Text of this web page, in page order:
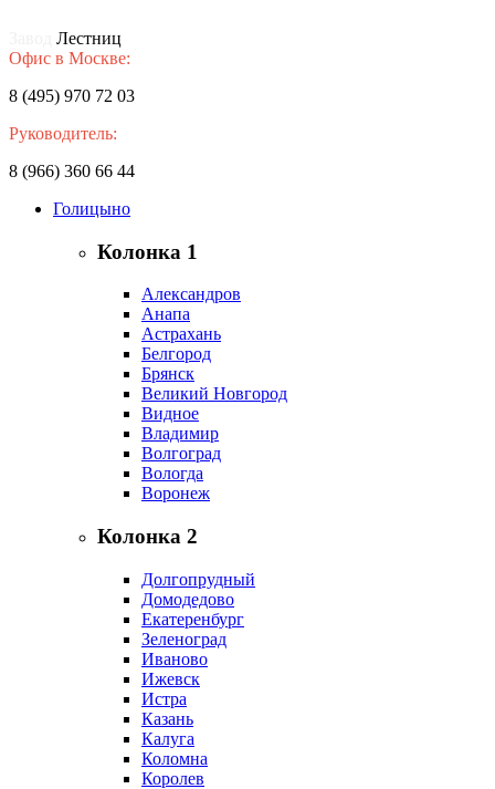
Лестниц
Офис в Москве:
8 (495) 970 72 03
Руководитель:
8 (966) 360 66 44
Голицыно
Колонка 1
Александров
Анапа
Астрахань
Белгород
Брянск
Великий Новгород
Видное
Владимир
Волгоград
Вологда
Воронеж
Колонка 2
Долгопрудный
Домодедово
Екатеренбург
Зеленоград
Иваново
Ижевск
Истра
Казань
Калуга
Коломна
Королев